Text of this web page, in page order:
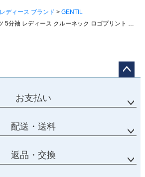
レディース ブランド
GENTIL
ガルーポケット 綿100 コットン しっかり生地 タフ 大きいサイズ 体型カバー 着痩せ すっきり カジュアル アメカジ 夏 パティ GENTIL ジャンティ
お支払い
配送・送料
返品・交換